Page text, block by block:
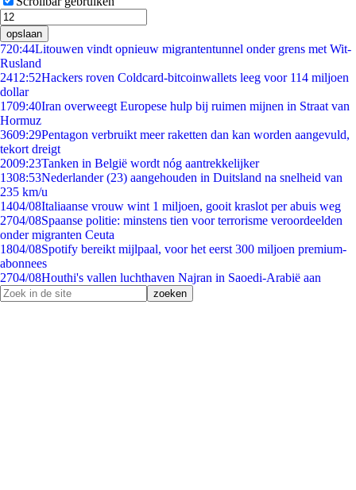
opslaan
720:44Litouwen vindt opnieuw migrantentunnel onder grens met Wit-
Rusland
2412:52Hackers roven Coldcard-bitcoinwallets leeg voor 114 miljoen
dollar
1709:40Iran overweegt Europese hulp bij ruimen mijnen in Straat van
Hormuz
3609:29Pentagon verbruikt meer raketten dan kan worden aangevuld,
tekort dreigt
2009:23Tanken in België wordt nóg aantrekkelijker
1308:53Nederlander (23) aangehouden in Duitsland na snelheid van
235 km/u
1404/08Italiaanse vrouw wint 1 miljoen, gooit kraslot per abuis weg
2704/08Spaanse politie: minstens tien voor terrorisme veroordeelden
onder migranten Ceuta
1804/08Spotify bereikt mijlpaal, voor het eerst 300 miljoen premium-
abonnees
2704/08Houthi's vallen luchthaven Najran in Saoedi-Arabië aan